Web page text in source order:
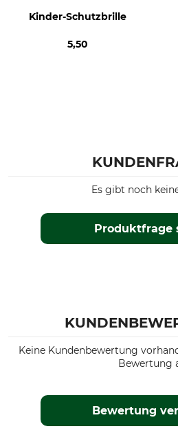
Kinder-Schutzbrille
5,50
Produktfrage
Es gibt noch
Keine Kundenbewertung
Bewertung
Bewertung